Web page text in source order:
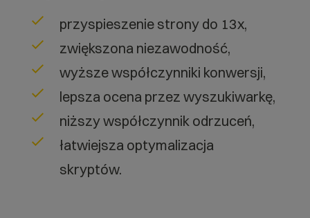
przyspieszenie strony do 13x,
zwiększona niezawodność,
wyższe współczynniki konwersji,
lepsza ocena przez wyszukiwarkę,
niższy współczynnik odrzuceń,
łatwiejsza optymalizacja
skryptów.